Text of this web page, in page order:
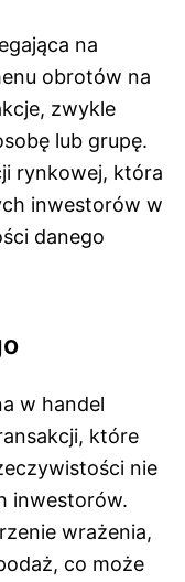
na
obrotów na
zwykle
lub grupę.
rynkowej, która
inwestorów w
danego
w handel
które
nie
inwestorów.
wrażenia,
co może